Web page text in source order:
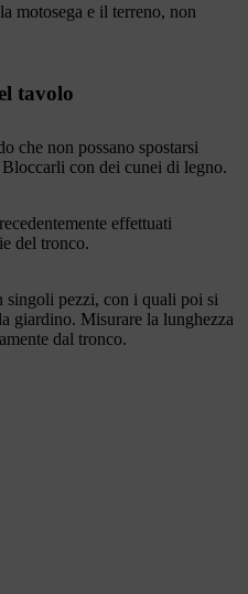
motosega e il terreno, non
tavolo
che non possano spostarsi
con dei cunei di legno.
effettuati
del tronco.
singoli pezzi, con i quali poi si
giardino. Misurare la lunghezza
dal tronco.